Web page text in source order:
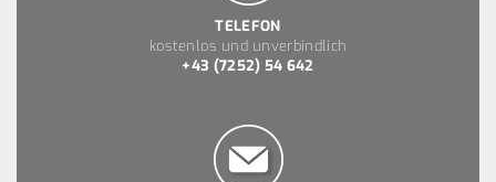
TELEFON
kostenlos und unverbindlich
+43 (7252) 54 642